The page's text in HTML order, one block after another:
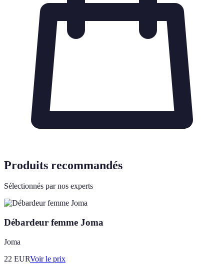
Produits recommandés
Sélectionnés par nos experts
Débardeur femme Joma
Joma
22 EURVoir le prix